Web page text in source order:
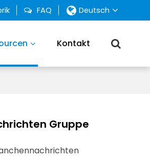
FAQ Deutsch
Kontakt
Gruppe